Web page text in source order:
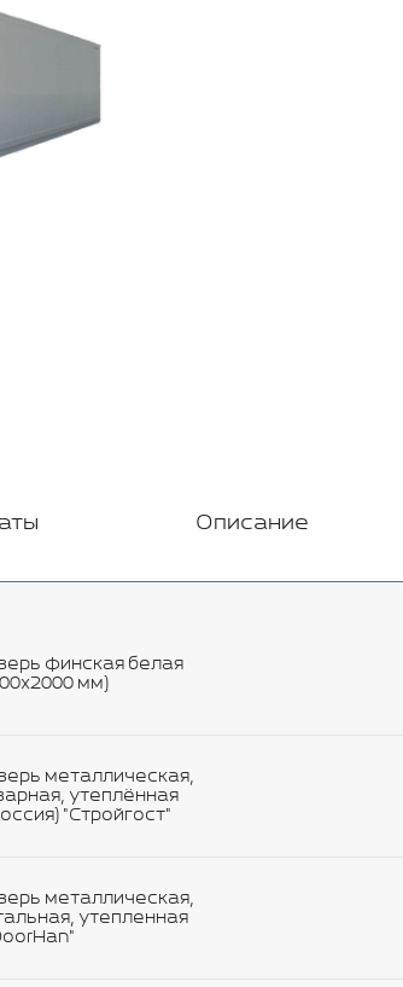
Описание
финская белая
мм)
металлическая,
утеплённая
"Стройгост"
металлическая,
утепленная